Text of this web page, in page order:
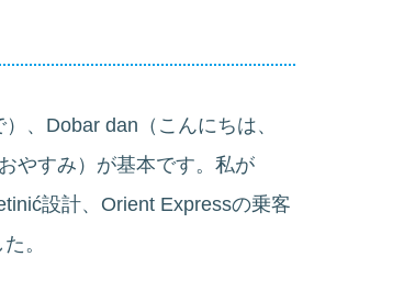
、Dobar dan（こんにちは、
やすみ）が基本です。私が
設計、Orient Expressの乗客
。